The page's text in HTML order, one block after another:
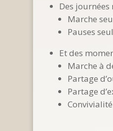
Des
Marche
Pauses
Et des
Marche à
Partage
Partage
Convivialité